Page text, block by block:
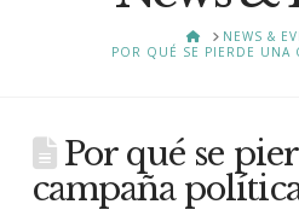
HOMENEWS &
POR QUÉ SE PIERDE UNA
Por qué se
campaña